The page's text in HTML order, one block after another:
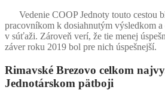
Vedenie COOP Jednoty touto cestou
pracovníkom k dosiahnutým výsledkom
v súťaži. Zároveň verí, že tie menej
záver roku 2019 bol pre nich úspešnejší.
Rimavské Brezovo celkom
Jednotárskom pätboji